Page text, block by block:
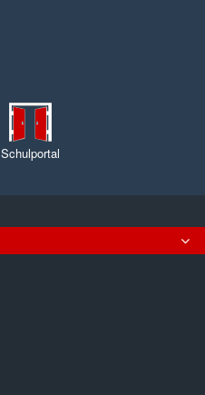
Schulportal